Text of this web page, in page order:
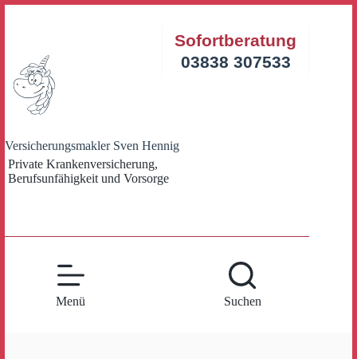
Versicherungsmakler Sven Hennig
Private Krankenversicherung,
Berufsunfähigkeit und Vorsorge
Sofortberatung
03838 307533
Menü Suchen